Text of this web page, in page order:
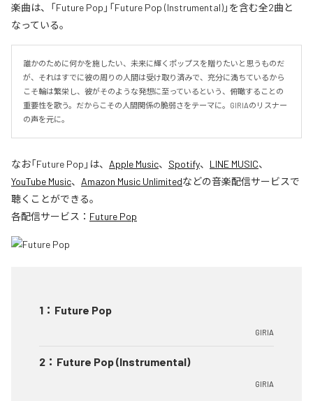
楽曲は、「Future Pop」「Future Pop (Instrumental)」を含む全2曲と
なっている。
誰かのために何かを施したい、未来に輝くポップスを贈りたいと思うものだ
が、それはすでに彼の周りの人間は受け取り済みで、充分に満ちているから
こそ輪は繁栄し、彼がそのような発想に至っているという、俯瞰することの
重要性を歌う。だからこその人間関係の脆弱さをテーマに。GIRIAのリスナー
の声を元に。
なお「Future Pop 」は、 Apple Music、 Spotify、 LINE MUSIC、
YouTube Music、 Amazon Music Unlimitedなどの音楽配信サービスで
聴くことができる。
各配信サービス： Future Pop
1 ： Future Pop
GIRIA
2 ： Future Pop (Instrumental)
GIRIA